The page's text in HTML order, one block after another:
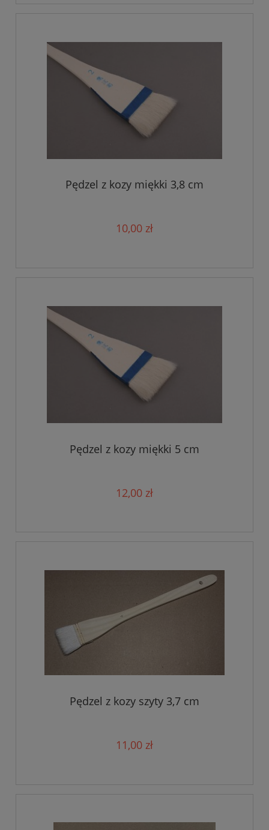
Pędzel z kozy miękki 3,8 cm
10,00 zł
Pędzel z kozy miękki 5 cm
12,00 zł
Pędzel z kozy szyty 3,7 cm
11,00 zł